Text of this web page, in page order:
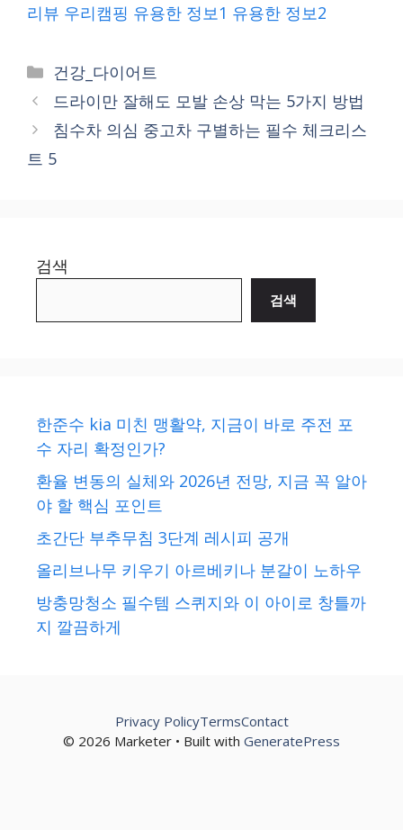
리뷰 우리캠핑 유용한 정보1 유용한 정보2
Categories
건강_다이어트
드라이만 잘해도 모발 손상 막는 5가지 방법
침수차 의심 중고차 구별하는 필수 체크리스
트 5
검색
검색
한준수 kia 미친 맹활약, 지금이 바로 주전 포
수 자리 확정인가?
환율 변동의 실체와 2026년 전망, 지금 꼭 알아
야 할 핵심 포인트
초간단 부추무침 3단계 레시피 공개
올리브나무 키우기 아르베키나 분갈이 노하우
방충망청소 필수템 스퀴지와 이 아이로 창틀까
지 깔끔하게
© 2026 Marketer • Built with GeneratePress
Privacy PolicyTermsContact